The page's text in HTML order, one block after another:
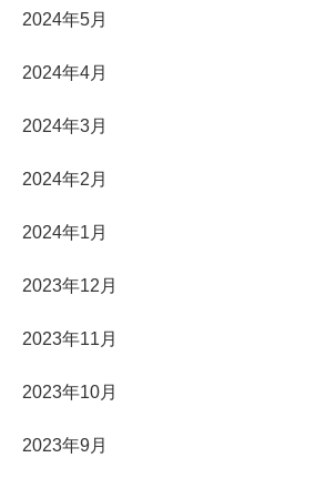
2024年5月
2024年4月
2024年3月
2024年2月
2024年1月
2023年12月
2023年11月
2023年10月
2023年9月